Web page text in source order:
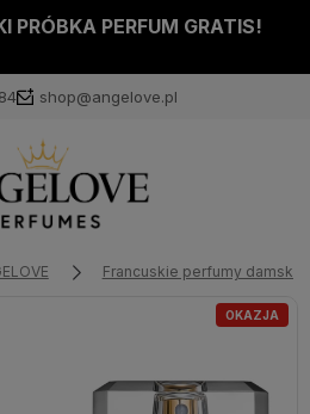
PRÓBKA PERFUM GRATIS!
shop@angelove.pl
Francuskie perfumy damskie
OKAZJA